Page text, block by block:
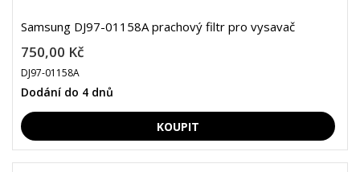
Samsung DJ97-01158A prachový filtr pro vysavač
750,00 Kč
DJ97-01158A
Dodání do 4 dnů